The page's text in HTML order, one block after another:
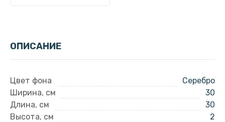
ОПИСАНИЕ
Цвет фона
Серебро
Ширина, см
30
Длина, см
30
Высота, см
2